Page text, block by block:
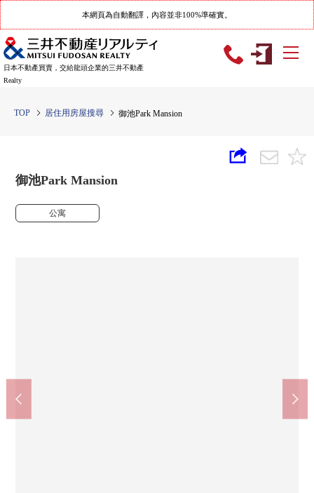
本網頁為自動翻譯，內容並非100%準確實。
日本不動產買賣，交給龍頭企業的三井不動產
Realty
TOP 居住用房屋搜尋 御池Park Mansion
御池Park Mansion
公寓